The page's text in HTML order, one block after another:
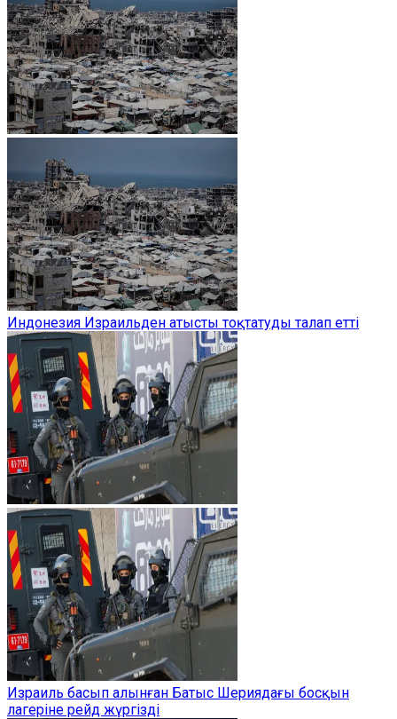
Индонезия Израильден атысты тоқтатуды талап етті
Израиль басып алынған Батыс Шериядағы босқын
лагеріне рейд жүргізді